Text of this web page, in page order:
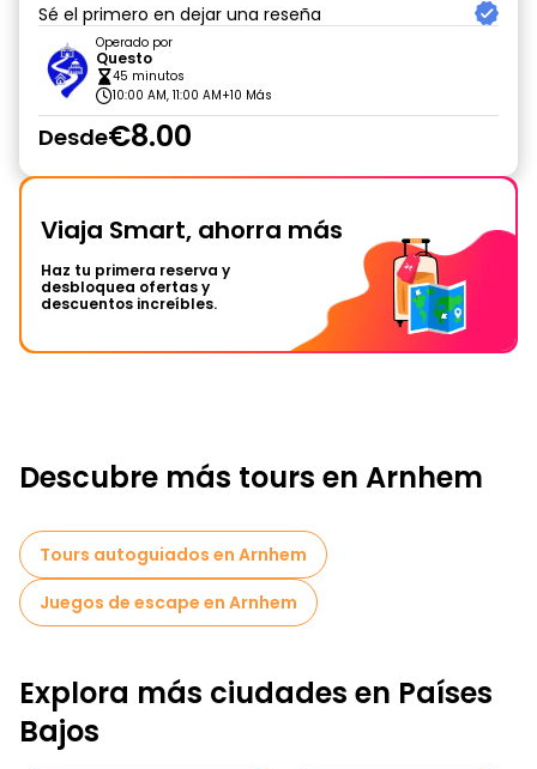
Sé el primero en dejar una reseña
Operado por
Questo
45 minutos
10:00 AM, 11:00 AM+10 Más
Desde€8.00
Viaja Smart, ahorra más
Haz tu primera reserva y
desbloquea ofertas y
descuentos increíbles.
Descubre más tours en Arnhem
Tours autoguiados en Arnhem
Juegos de escape en Arnhem
Explora más ciudades en Países
Bajos